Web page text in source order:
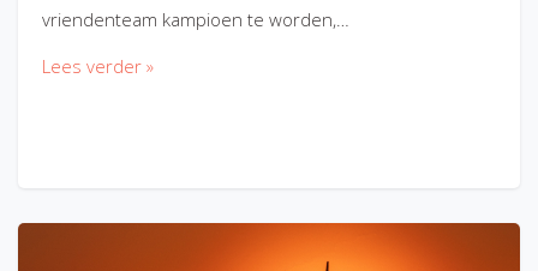
vriendenteam kampioen te worden,…
Lees verder »